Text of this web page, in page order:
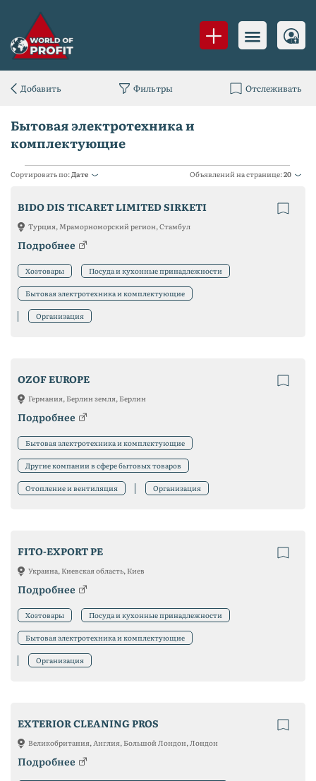
Бытовая электротехника и
комплектующие
Сортировать по:Дате Объявлений на странице:20
BIDO DIS TICARET LIMITED SIRKETI
Турция, Мраморноморский регион, Стамбул
Подробнее
Хозтовары Посуда и кухонные принадлежности
Бытовая электротехника и комплектующие
Организация
OZOF EUROPE
Германия, Берлин земля, Берлин
Подробнее
Бытовая электротехника и комплектующие
Другие компании в сфере бытовых товаров
Отопление и вентиляция Организация
FITO-EXPORT PE
Украина, Киевская область, Киев
Подробнее
Хозтовары Посуда и кухонные принадлежности
Бытовая электротехника и комплектующие
Организация
EXTERIOR CLEANING PROS
Великобритания, Англия, Большой Лондон, Лондон
Подробнее
Добавить Фильтры Отслеживать